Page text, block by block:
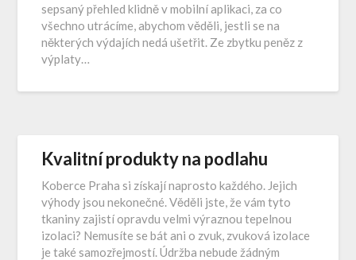
sepsaný přehled klidně v mobilní aplikaci, za co
všechno utrácíme, abychom věděli, jestli se na
některých výdajích nedá ušetřit. Ze zbytku peněz z
výplaty…
Kvalitní produkty na podlahu
Koberce Praha si získají naprosto každého. Jejich
výhody jsou nekonečné. Věděli jste, že vám tyto
tkaniny zajistí opravdu velmi výraznou tepelnou
izolaci? Nemusíte se bát ani o zvuk, zvuková izolace
je také samozřejmostí. Údržba nebude žádným